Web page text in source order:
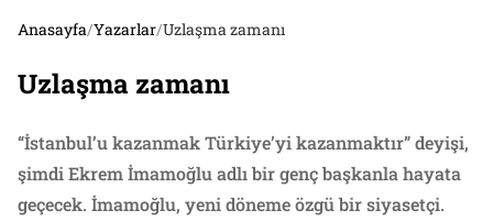
Anasayfa/Yazarlar/Uzlaşma zamanı
Uzlaşma zamanı
“İstanbul’u kazanmak Türkiye’yi kazanmaktır” deyişi,
şimdi Ekrem İmamoğlu adlı bir genç başkanla hayata
geçecek. İmamoğlu, yeni döneme özgü bir siyasetçi.